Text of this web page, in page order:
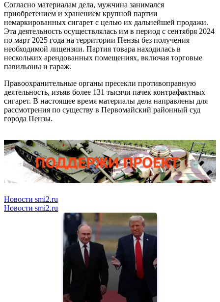
Согласно материалам дела, мужчина занимался
приобретением и хранением крупной партии
немаркированных сигарет с целью их дальнейшей продажи.
Эта деятельность осуществлялась им в период с сентября 2024
по март 2025 года на территории Пензы без получения
необходимой лицензии. Партия товара находилась в
нескольких арендованных помещениях, включая торговые
павильоны и гараж.
Правоохранительные органы пресекли противоправную
деятельность, изъяв более 131 тысячи пачек контрафактных
сигарет. В настоящее время материалы дела направлены для
рассмотрения по существу в Первомайский районный суд
города Пензы.
Новости smi2.ru
Новости smi2.ru